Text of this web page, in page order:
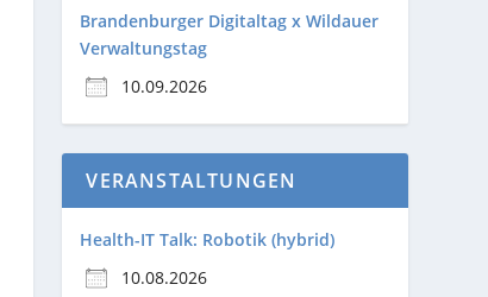
Brandenburger Digitaltag x Wildauer
Verwaltungstag
10.09.2026
VERANSTALTUNGEN
Health-IT Talk: Robotik (hybrid)
10.08.2026